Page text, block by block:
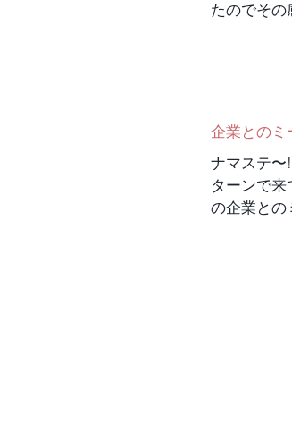
たのでその
す。 ホテ
使い１時間
カウンター
した。 他
たのは、フ
企業とのミ
ナマステ〜!!!!🇮🇳 キララ
ターンで来
の企業との